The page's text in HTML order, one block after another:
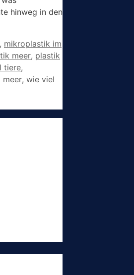
hinweg in den
, mikroplastik im
meer, plastik
tiere,
meer, wie viel